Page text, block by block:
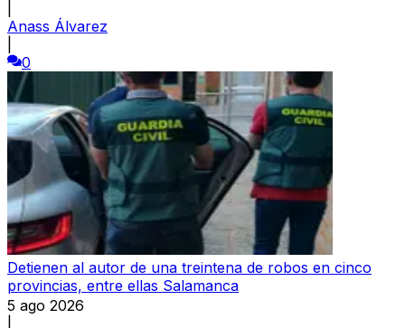
Anass Álvarez
0
Detienen al autor de una treintena de robos en cinco
provincias, entre ellas Salamanca
5 ago 2026